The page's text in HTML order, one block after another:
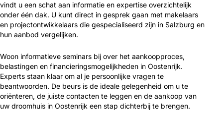
vindt u een schat aan informatie en expertise overzichtelijk
onder één dak. U kunt direct in gesprek gaan met makelaars
en projectontwikkelaars die gespecialiseerd zijn in Salzburg en
hun aanbod vergelijken.
Woon informatieve seminars bij over het aankoopproces,
belastingen en financieringsmogelijkheden in Oostenrijk.
Experts staan klaar om al je persoonlijke vragen te
beantwoorden. De beurs is de ideale gelegenheid om u te
oriënteren, de juiste contacten te leggen en de aankoop van
uw droomhuis in Oostenrijk een stap dichterbij te brengen.